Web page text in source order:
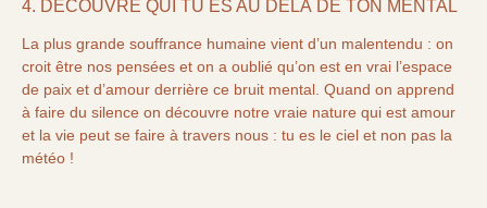
4. DÉCOUVRE QUI TU ES AU DELÀ DE TON MENTAL
La plus grande souffrance humaine vient d’un malentendu : on
croit être nos pensées et on a oublié qu’on est en vrai l’espace
de paix et d’amour derrière ce bruit mental. Quand on apprend
à faire du silence on découvre notre vraie nature qui est amour
et la vie peut se faire à travers nous : tu es le ciel et non pas la
météo !